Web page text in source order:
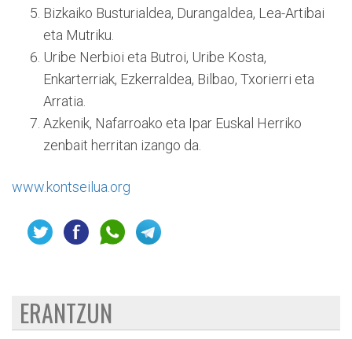
Bizkaiko Busturialdea, Durangaldea, Lea-Artibai
eta Mutriku.
Uribe Nerbioi eta Butroi, Uribe Kosta,
Enkarterriak, Ezkerraldea, Bilbao, Txorierri eta
Arratia.
Azkenik, Nafarroako eta Ipar Euskal Herriko
zenbait herritan izango da.
www.kontseilua.org
ERANTZUN